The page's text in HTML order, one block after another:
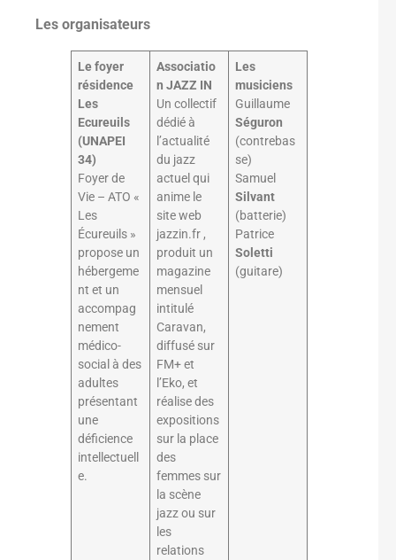
Les organisateurs
Le foyer
résidence
Les
Ecureuils
(UNAPEI
34)
Foyer de
Vie – ATO «
Les
Écureuils »
propose un
hébergeme
nt et un
accompag
nement
médico-
social à des
adultes
présentant
une
déficience
intellectuell
e.
Associatio
n JAZZ IN
Un collectif
dédié à
l’actualité
du jazz
actuel qui
anime le
site web
jazzin.fr ,
produit un
magazine
mensuel
intitulé
Caravan,
diffusé sur
FM+ et
l’Eko, et
réalise des
expositions
sur la place
des
femmes sur
la scène
jazz ou sur
les
relations
Les
musiciens
Guillaume
Séguron
(contrebas
se)
Samuel
Silvant
(batterie)
Patrice
Soletti
(guitare)